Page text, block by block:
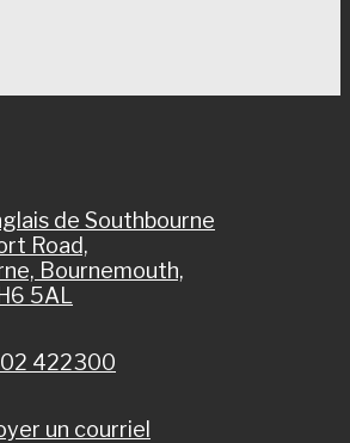
de Southbourne
Road,
Bournemouth,
5AL
422300
un courrielTürkçe
Português
Русский